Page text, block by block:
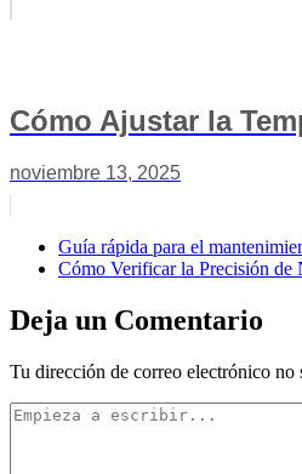
Cómo Ajustar la
noviembre 13, 2025
Guía rápida para el
Cómo Verificar la Precisión de
Deja un Comentario
Tu dirección de correo electrónico no